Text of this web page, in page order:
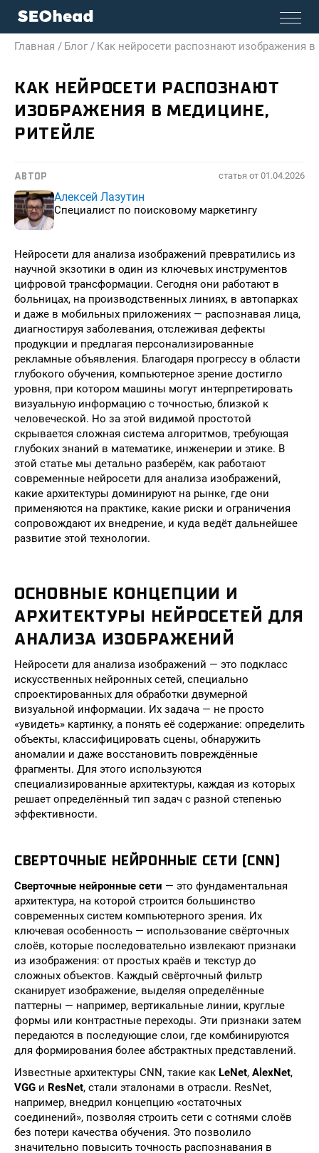
Главная / Блог / Как нейросети распознают изображения
КАК НЕЙРОСЕТИ РАСПОЗНАЮТ
ИЗОБРАЖЕНИЯ В МЕДИЦИНЕ,
РИТЕЙЛЕ
АВТОР статья от 01.04.2026
Алексей Лазутин
Специалист по поисковому маркетингу
Нейросети для анализа изображений превратились из
научной экзотики в один из ключевых инструментов
цифровой трансформации. Сегодня они работают в
больницах, на производственных линиях, в автопарках
и даже в мобильных приложениях — распознавая лица,
диагностируя заболевания, отслеживая дефекты
продукции и предлагая персонализированные
рекламные объявления. Благодаря прогрессу в области
глубокого обучения, компьютерное зрение достигло
уровня, при котором машины могут интерпретировать
визуальную информацию с точностью, близкой к
человеческой. Но за этой видимой простотой
скрывается сложная система алгоритмов, требующая
глубоких знаний в математике, инженерии и этике. В
этой статье мы детально разберём, как работают
современные нейросети для анализа изображений,
какие архитектуры доминируют на рынке, где они
применяются на практике, какие риски и ограничения
сопровождают их внедрение, и куда ведёт дальнейшее
развитие этой технологии.
ОСНОВНЫЕ КОНЦЕПЦИИ И
АРХИТЕКТУРЫ НЕЙРОСЕТЕЙ ДЛЯ
АНАЛИЗА ИЗОБРАЖЕНИЙ
Нейросети для анализа изображений — это подкласс
искусственных нейронных сетей, специально
спроектированных для обработки двумерной
визуальной информации. Их задача — не просто
«увидеть» картинку, а понять её содержание: определить
объекты, классифицировать сцены, обнаружить
аномалии и даже восстановить повреждённые
фрагменты. Для этого используются
специализированные архитектуры, каждая из которых
решает определённый тип задач с разной степенью
эффективности.
СВЕРТОЧНЫЕ НЕЙРОННЫЕ СЕТИ (CNN)
Сверточные нейронные сети — это фундаментальная
архитектура, на которой строится большинство
современных систем компьютерного зрения. Их
ключевая особенность — использование свёрточных
слоёв, которые последовательно извлекают признаки
из изображения: от простых краёв и текстур до
сложных объектов. Каждый свёрточный фильтр
сканирует изображение, выделяя определённые
паттерны — например, вертикальные линии, круглые
формы или контрастные переходы. Эти признаки затем
передаются в последующие слои, где комбинируются
для формирования более абстрактных представлений.
Известные архитектуры CNN, такие как LeNet, AlexNet,
VGG и ResNet, стали эталонами в отрасли. ResNet,
например, внедрил концепцию «остаточных
соединений», позволяя строить сети с сотнями слоёв
без потери качества обучения. Это позволило
значительно повысить точность распознавания в